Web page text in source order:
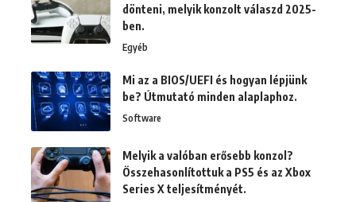
dönteni, melyik konzolt válaszd 2025-
ben.
Egyéb
Mi az a BIOS/UEFI és hogyan lépjünk
be? Útmutató minden alaplaphoz.
Software
Melyik a valóban erősebb konzol?
Összehasonlítottuk a PS5 és az Xbox
Series X teljesítményét.